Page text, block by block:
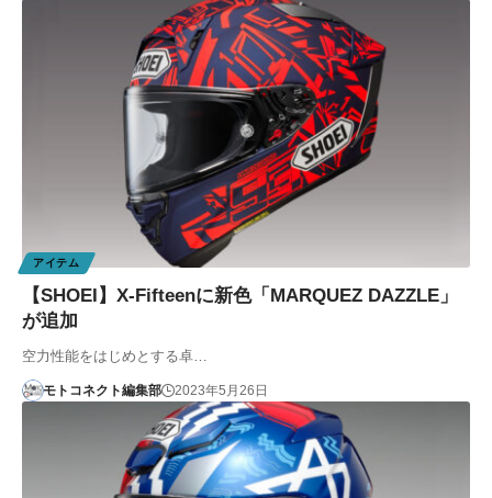
アイテム
【SHOEI】X-Fifteenに新色「MARQUEZ DAZZLE」
が追加
空力性能をはじめとする卓…
モトコネクト編集部 2023年5月26日